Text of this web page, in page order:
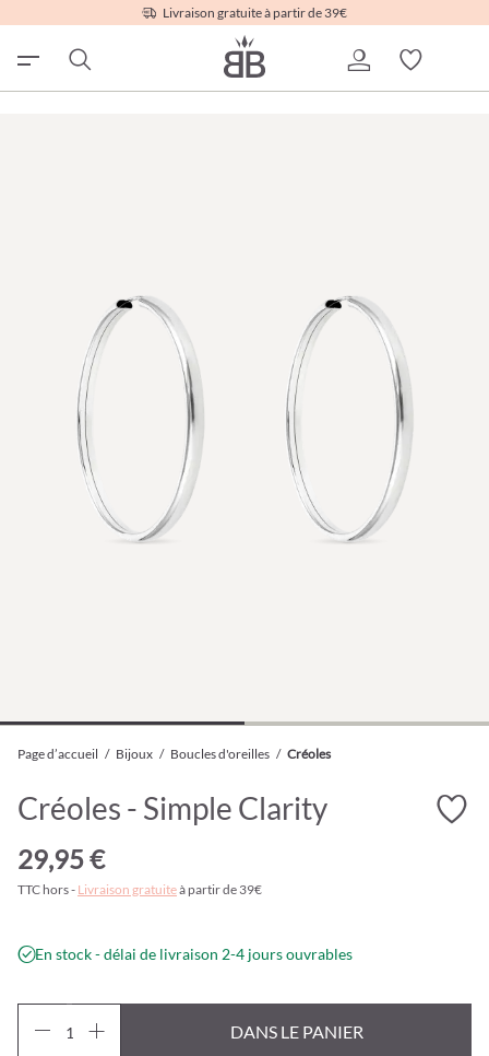
Livraison gratuite à partir de 39€
Page d’accueil / Bijoux / Boucles d'oreilles / Créoles
Créoles - Simple Clarity
29,95 €
TTC hors - Livraison gratuiteà partir de 39€
En stock - délai de livraison 2-4 jours ouvrables
DANS LE PANIER